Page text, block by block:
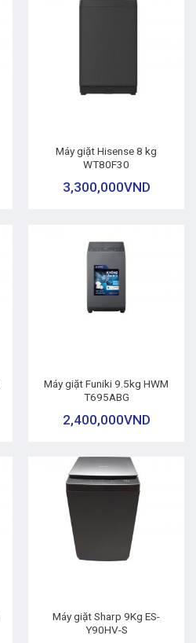
Máy giặt Hisense 8 kg
WT80F30
3,300,000VND
Máy giặt Funiki 9.5kg HWM
T695ABG
2,400,000VND
Máy giặt Sharp 9Kg ES-
Y90HV-S